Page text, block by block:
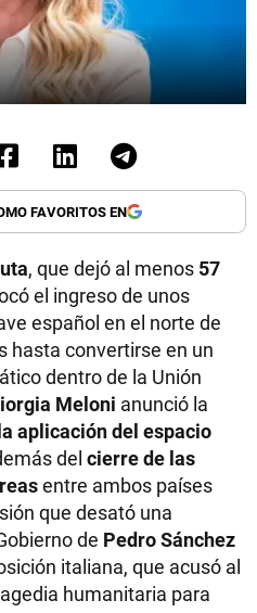
FAVORITOS EN
, que dejó al menos 57
el ingreso de unos
español en el norte de
hasta convertirse en un
dentro de la Unión
Meloni anunció la
aplicación del espacio
del cierre de las
entre ambos países
que desató una
de Pedro Sánchez
italiana, que acusó al
humanitaria para